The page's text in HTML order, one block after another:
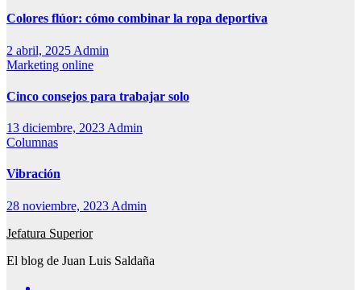
Colores flúor: cómo combinar la ropa deportiva
2 abril, 2025 Admin
Marketing online
Cinco consejos para trabajar solo
13 diciembre, 2023 Admin
Columnas
Vibración
28 noviembre, 2023 Admin
Jefatura Superior
El blog de Juan Luis Saldaña